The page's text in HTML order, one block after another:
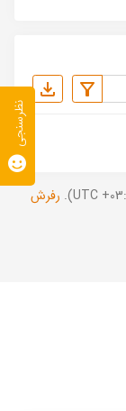
رفرش
نظرسنجی